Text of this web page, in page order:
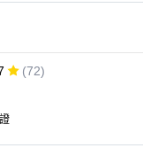
(72)